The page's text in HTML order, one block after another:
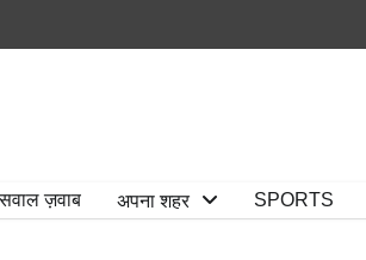
सवाल ज़वाब अपना शहर SPORTS